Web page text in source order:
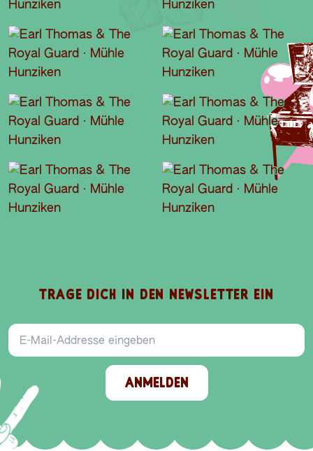
TRAGE DICH IN DEN NEWSLETTER EIN
E-Mail-Addresse
ANMELDEN